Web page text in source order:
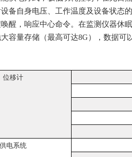
备自身电压、工作温度及设备状态
醒，响应中心命令。在监测仪器休
容量存储（最高可达8G），数据
位移计
供电系统